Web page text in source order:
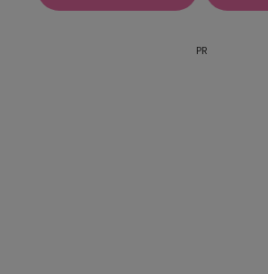
PR